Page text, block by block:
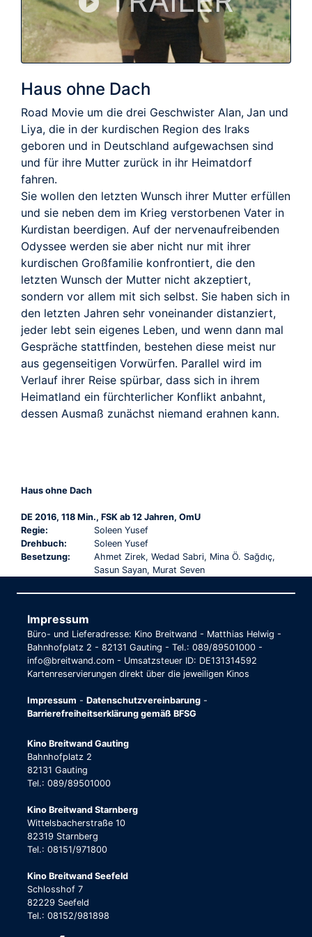
Haus ohne Dach
Road Movie um die drei Geschwister Alan, Jan und
Liya, die in der kurdischen Region des Iraks
geboren und in Deutschland aufgewachsen sind
und für ihre Mutter zurück in ihr Heimatdorf
fahren.
Sie wollen den letzten Wunsch ihrer Mutter erfüllen
und sie neben dem im Krieg verstorbenen Vater in
Kurdistan beerdigen. Auf der nervenaufreibenden
Odyssee werden sie aber nicht nur mit ihrer
kurdischen Großfamilie konfrontiert, die den
letzten Wunsch der Mutter nicht akzeptiert,
sondern vor allem mit sich selbst. Sie haben sich in
den letzten Jahren sehr voneinander distanziert,
jeder lebt sein eigenes Leben, und wenn dann mal
Gespräche stattfinden, bestehen diese meist nur
aus gegenseitigen Vorwürfen. Parallel wird im
Verlauf ihrer Reise spürbar, dass sich in ihrem
Heimatland ein fürchterlicher Konflikt anbahnt,
dessen Ausmaß zunächst niemand erahnen kann.
Haus ohne Dach
DE 2016, 118 Min., FSK ab 12 Jahren, OmU
Regie:
Soleen Yusef
Drehbuch:
Soleen Yusef
Besetzung:
Ahmet Zirek, Wedad Sabri, Mina Ö. Sağdıç,
Sasun Sayan, Murat Seven
Impressum
Büro- und Lieferadresse: Kino Breitwand - Matthias Helwig -
Bahnhofplatz 2 - 82131 Gauting - Tel.: 089/89501000 -
info@breitwand.com - Umsatzsteuer ID: DE131314592
Kartenreservierungen direkt über die jeweiligen Kinos
Impressum - Datenschutzvereinbarung -
Barrierefreiheitserklärung gemäß BFSG
Kino Breitwand Gauting
Bahnhofplatz 2
82131 Gauting
Tel.: 089/89501000
Kino Breitwand Starnberg
Wittelsbacherstraße 10
82319 Starnberg
Tel.: 08151/971800
Kino Breitwand Seefeld
Schlosshof 7
82229 Seefeld
Tel.: 08152/981898